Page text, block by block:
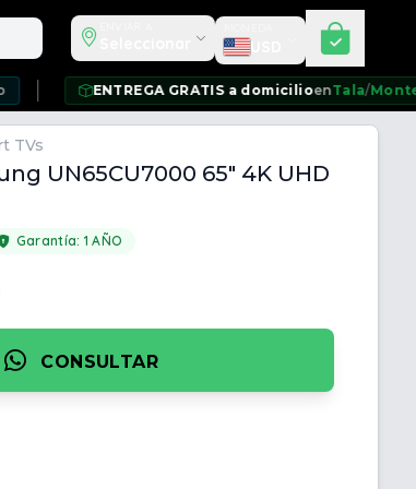
Seleccionar moneda
USD
ENTREGA GRATIS a domicilioenTala /Montevideo/
TVs
UN65CU7000 65" 4K UHD
Garantía: 1 AÑO
CONSULTAR